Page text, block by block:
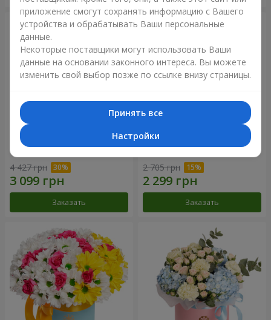
Букет "Крещатик"
4 427 грн
Заказать
Букет "Дежавю"
2 705 грн
Заказать
приложение смогут сохранять информацию с Вашего
устройства и обрабатывать Ваши персональные
данные.
Некоторые поставщики могут использовать Ваши
данные на основании законного интереса. Вы можете
изменить свой выбор позже по ссылке внизу страницы.
Принять все
Настройки